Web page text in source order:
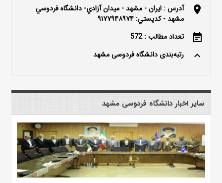
location_on
آدرس : ايران - مشهد - ميدان آزادي- دانشگاه فردوسي
مشهد - كدپستي: ۹۱۷۷۹۴۸۹۷۴
event_note تعداد مطالب : 572
keyboard_arrow_up رتبه‌بندی دانشگاه فردوسی مشهد
سایر اخبار دانشگاه فردوسی مشهد